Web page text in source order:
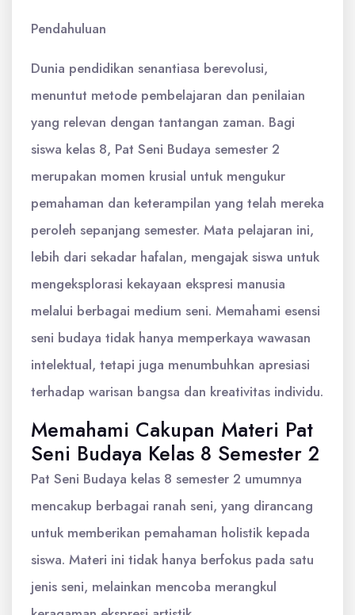
Pendahuluan
Dunia pendidikan senantiasa berevolusi,
menuntut metode pembelajaran dan penilaian
yang relevan dengan tantangan zaman. Bagi
siswa kelas 8, Pat Seni Budaya semester 2
merupakan momen krusial untuk mengukur
pemahaman dan keterampilan yang telah mereka
peroleh sepanjang semester. Mata pelajaran ini,
lebih dari sekadar hafalan, mengajak siswa untuk
mengeksplorasi kekayaan ekspresi manusia
melalui berbagai medium seni. Memahami esensi
seni budaya tidak hanya memperkaya wawasan
intelektual, tetapi juga menumbuhkan apresiasi
terhadap warisan bangsa dan kreativitas individu.
Memahami Cakupan Materi Pat
Seni Budaya Kelas 8 Semester 2
Pat Seni Budaya kelas 8 semester 2 umumnya
mencakup berbagai ranah seni, yang dirancang
untuk memberikan pemahaman holistik kepada
siswa. Materi ini tidak hanya berfokus pada satu
jenis seni, melainkan mencoba merangkul